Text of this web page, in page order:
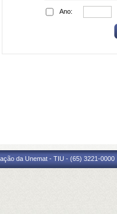
Ano:
da Unemat - TIU - (65) 3221-